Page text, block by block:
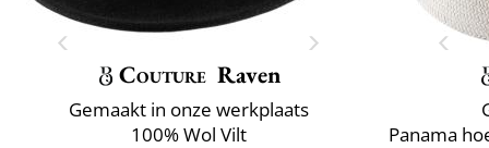
Couture Raven
Gemaakt in onze werkplaats
100% Wol Vilt